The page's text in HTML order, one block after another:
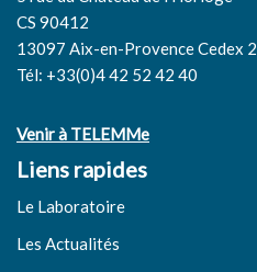
CS 90412
13097 Aix-en-Provence Cedex 2
Tél: +33(0)4 42 52 42 40
Venir à TELEMMe
Liens rapides
Le Laboratoire
Les Actualités